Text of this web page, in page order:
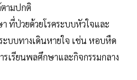
ามปกติ
ที่ป่วยด้วยโรคระบบหัวใจและ
ะบบทางเดินหายใจ เช่น หอบหืด
เรียนพลศึกษาและกิจกรรมกลาง